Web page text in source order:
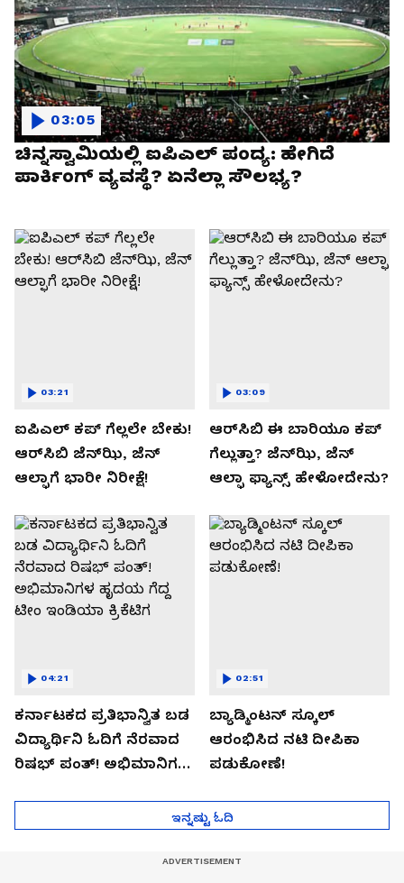
ಚಿನ್ನಸ್ವಾಮಿಯಲ್ಲಿ ಐಪಿಎಲ್‌ ಪಂದ್ಯ: ಹೇಗಿದೆ
ಪಾರ್ಕಿಂಗ್ ವ್ಯವಸ್ಥೆ? ಏನೆಲ್ಲಾ ಸೌಲಭ್ಯ?
03:05
ಐಪಿಎಲ್ ಕಪ್‌ ಗೆಲ್ಲಲೇ ಬೇಕು!
ಆರ್‌ಸಿಬಿ ಜೆನ್‌ಝಿ, ಜೆನ್‌
ಆಲ್ಫಾಗೆ ಭಾರೀ ನಿರೀಕ್ಷೆ!
03:21
ಆರ್‌ಸಿಬಿ ಈ ಬಾರಿಯೂ ಕಪ್‌
ಗೆಲ್ಲುತ್ತಾ? ಜೆನ್‌ಝಿ, ಜೆನ್‌
ಆಲ್ಫಾ ಫ್ಯಾನ್ಸ್ ಹೇಳೋದೇನು?
03:09
ಕರ್ನಾಟಕದ ಪ್ರತಿಭಾನ್ವಿತ ಬಡ
ವಿದ್ಯಾರ್ಥಿನಿ ಓದಿಗೆ ನೆರವಾದ
ರಿಷಭ್ ಪಂತ್! ಅಭಿಮಾನಿಗಳ
04:21
ಬ್ಯಾಡ್ಮಿಂಟನ್ ಸ್ಕೂಲ್​
ಆರಂಭಿಸಿದ ನಟಿ ದೀಪಿಕಾ
ಪಡುಕೋಣೆ!
02:51
ಇನ್ನಷ್ಟು ಓದಿ